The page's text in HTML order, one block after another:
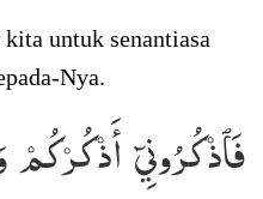
untuk senantiasa
Nya.
فَٱذۡكُرُونِيٓ أَذۡكُرۡكُمۡ